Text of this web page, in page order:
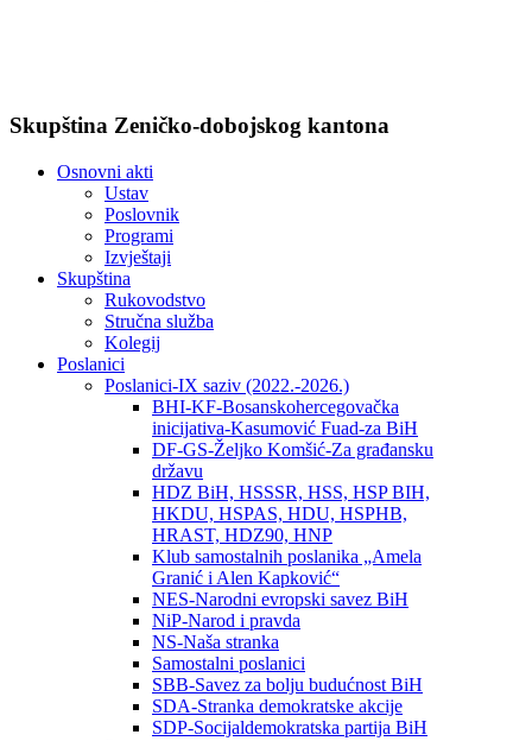
Skupština Zeničko-dobojskog kantona
Osnovni akti
Ustav
Poslovnik
Programi
Izvještaji
Skupština
Rukovodstvo
Stručna služba
Kolegij
Poslanici
Poslanici-IX saziv (2022.-2026.)
BHI-KF-Bosanskohercegovačka
inicijativa-Kasumović Fuad-za BiH
DF-GS-Željko Komšić-Za građansku
državu
HDZ BiH, HSSSR, HSS, HSP BIH,
HKDU, HSPAS, HDU, HSPHB,
HRAST, HDZ90, HNP
Klub samostalnih poslanika „Amela
Granić i Alen Kapković“
NES-Narodni evropski savez BiH
NiP-Narod i pravda
NS-Naša stranka
Samostalni poslanici
SBB-Savez za bolju budućnost BiH
SDA-Stranka demokratske akcije
SDP-Socijaldemokratska partija BiH